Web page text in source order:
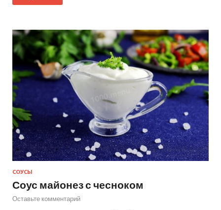
СОУСЫ
Соус майонез с чесноком
Оставьте комментарий